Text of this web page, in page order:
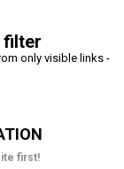
filter
only visible links -
first!